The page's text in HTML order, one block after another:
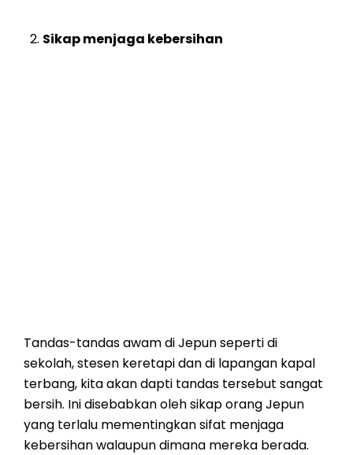
Sikap menjaga kebersihan
Tandas-tandas awam di Jepun seperti di
sekolah, stesen keretapi dan di lapangan kapal
terbang, kita akan dapti tandas tersebut sangat
bersih. Ini disebabkan oleh sikap orang Jepun
yang terlalu mementingkan sifat menjaga
kebersihan walaupun dimana mereka berada.